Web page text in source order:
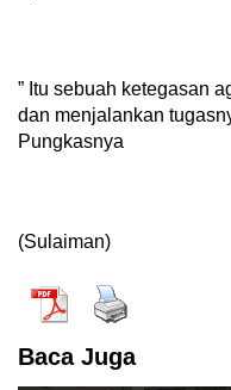
” Itu sebuah ketegasan
dan menjalankan
Pungkasnya
(Sulaiman)
Baca Juga